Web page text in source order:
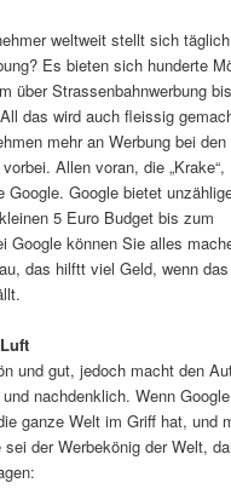
weltweit stellt sich
Es bieten sich hunderte
über Strassenbahnwerbung
das wird auch fleissig
mehr an Werbung bei
Allen voran, die „Krake“,
Google. Google bietet
5 Euro Budget bis zum
Google können Sie alles
das hilftt viel Geld, wenn das
und gut, jedoch macht den
nachdenklich. Wenn
ganze Welt im Griff hat, und
der Werbekönig der Welt,